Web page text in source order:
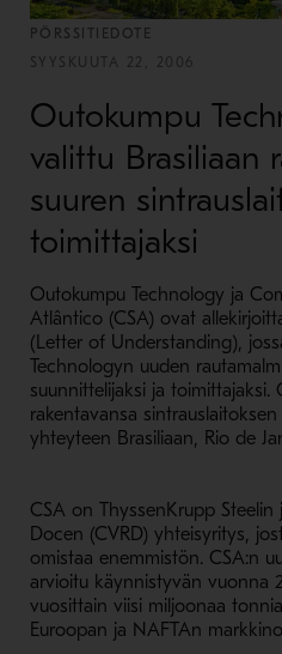
PÖRSSITIEDOTE
SYYSKUUTA 22, 2006
Outokumpu
valittu Brasiliaan
suuren
toimittajaksi
Outokumpu Technology ja
Atlântico (CSA) ovat
(Letter of Understanding),
Technologyn uuden
suunnittelijaksi ja toimittajaksi.
rakentavansa
yhteyteen Brasiliaan, Rio de
CSA on ThyssenKrupp
Docen (CVRD) yhteisyritys,
omistaa enemmistön. CSA:n
arvioitu käynnistyvän vuonna
vuosittain viisi miljoonaa
Euroopan ja NAFTAn